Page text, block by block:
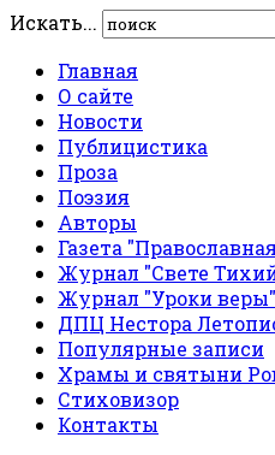
Искать...
Главная
О сайте
Новости
Публицистика
Проза
Поэзия
Авторы
Газета
Журнал "Свете
Журнал "Уроки веры"
ДПЦ Нестора
Популярные записи
Храмы и святыни
Стиховизор
Контакты